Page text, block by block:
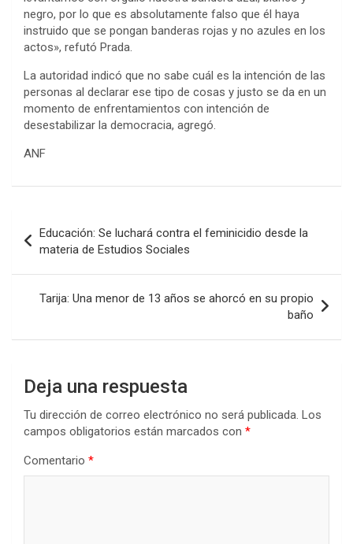
negro, por lo que es absolutamente falso que él haya
instruido que se pongan banderas rojas y no azules en los
actos», refutó Prada.
La autoridad indicó que no sabe cuál es la intención de las
personas al declarar ese tipo de cosas y justo se da en un
momento de enfrentamientos con intención de
desestabilizar la democracia, agregó.
ANF
de
entradas
Educación: Se luchará contra el feminicidio desde la
materia de Estudios Sociales
Tarija: Una menor de 13 años se ahorcó en su propio
baño
Deja una respuesta
Tu dirección de correo electrónico no será publicada. Los
campos obligatorios están marcados con *
Comentario *